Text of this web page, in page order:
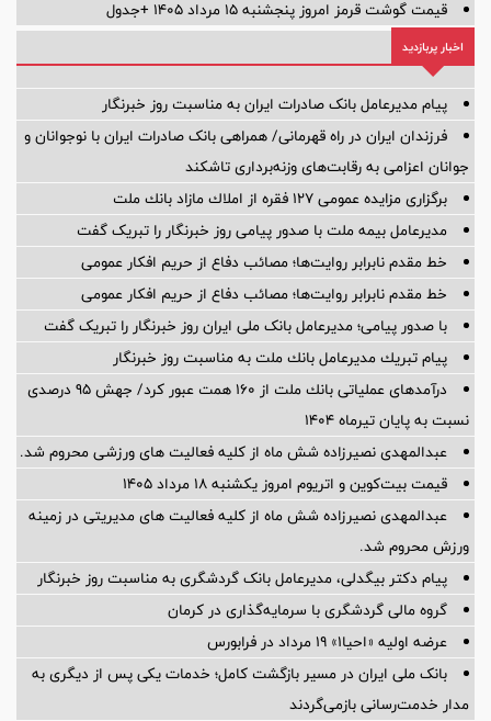
قیمت گوشت قرمز امروز پنجشنبه ۱۵ مرداد ۱۴۰۵ +جدول
اخبار پربازدید
پیام مدیرعامل بانک صادرات ایران به مناسبت روز خبرنگار
فرزندان ایران در راه قهرمانی/ همراهی بانک صادرات ایران با نوجوانان و
جوانان اعزامی به رقابت‌های وزنه‌برداری تاشکند
برگزاری مزایده عمومی 127 فقره از املاك مازاد بانك ملت
مدیرعامل بیمه ملت با صدور پیامی روز خبرنگار را تبریک گفت
خط مقدم نابرابر روایت‌ها؛ مصائب دفاع از حریم افکار عمومی
خط مقدم نابرابر روایت‌ها؛ مصائب دفاع از حریم افکار عمومی
با صدور پیامی؛ مدیرعامل بانک ملی ایران روز خبرنگار را تبریک گفت
پیام تبریك مدیرعامل بانك ملت به مناسبت روز خبرنگار
درآمدهای عملیاتی بانك ملت از 160 همت عبور كرد/ جهش 95 درصدی
نسبت به پایان تیرماه 1404
عبدالمهدی نصیرزاده شش ماه از کلیه فعالیت های ورزشی محروم شد.
قیمت بیت‌کوین و اتریوم امروز یکشنبه ۱۸ مرداد ۱۴۰۵
عبدالمهدی نصیرزاده شش ماه از کلیه فعالیت های مدیریتی در زمینه
ورزش محروم شد.
پیام دکتر بیگدلی، مدیرعامل بانک گردشگری به مناسبت روز خبرنگار
گروه مالی گردشگری با سرمایه‌گذاری در کرمان
عرضه اولیه «احیا۱» ۱۹ مرداد در فرابورس
بانک ملی ایران در مسیر بازگشت کامل؛ خدمات یکی پس از دیگری به
مدار خدمت‌رسانی بازمی‌گردند